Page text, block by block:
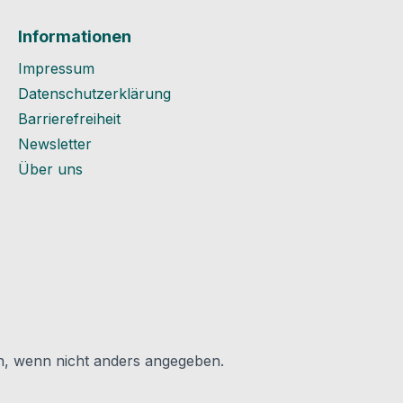
:
EL
: 1 m
: EnEV
5 Zeile 7 Farbe :
Informationen
Impressum
Datenschutzerklärung
Barrierefreiheit
Newsletter
Über uns
wenn nicht anders angegeben.